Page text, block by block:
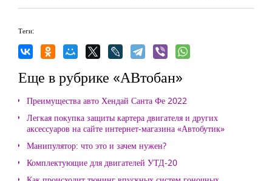
Теги:
Еще в рубрике «АВтобан»
Преимущества авто Хендай Санта Фе 2022
Легкая покупка защиты картера двигателя и других
аксессуаров на сайте интернет-магазина «Автобутик»
Манипулятор: что это и зачем нужен?
Комплектующие для двигателей УТД-20